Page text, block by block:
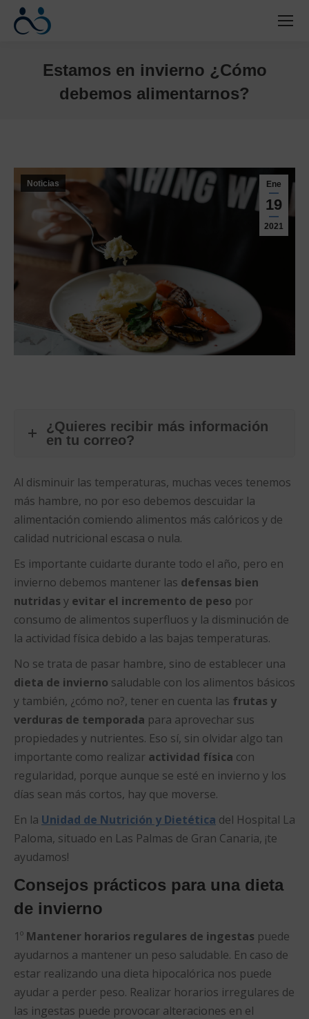
Estamos en invierno ¿Cómo
debemos alimentarnos?
Ene
19
2021
Noticias
¿Quieres recibir más información
en tu correo?
Al disminuir las temperaturas, muchas veces tenemos
más hambre, no por eso debemos descuidar la
alimentación comiendo alimentos más calóricos y de
calidad nutricional escasa o nula.
Es importante cuidarte durante todo el año, pero en
invierno debemos mantener las defensas bien
nutridas y evitar el incremento de peso por
consumo de alimentos superfluos y la disminución de
la actividad física debido a las bajas temperaturas.
No se trata de pasar hambre, sino de establecer una
dieta de invierno saludable con los alimentos básicos
y también, ¿cómo no?, tener en cuenta las frutas y
verduras de temporada para aprovechar sus
propiedades y nutrientes. Eso sí, sin olvidar algo tan
importante como realizar actividad física con
regularidad, porque aunque se esté en invierno y los
días sean más cortos, hay que moverse.
En la Unidad de Nutrición y Dietética del Hospital La
Paloma, situado en Las Palmas de Gran Canaria, ¡te
ayudamos!
Consejos prácticos para una dieta
de invierno
1º Mantener horarios regulares de ingestas puede
ayudarnos a mantener un peso saludable. En caso de
estar realizando una dieta hipocalórica nos puede
ayudar a perder peso. Realizar horarios irregulares de
las ingestas puede provocar alteraciones en el